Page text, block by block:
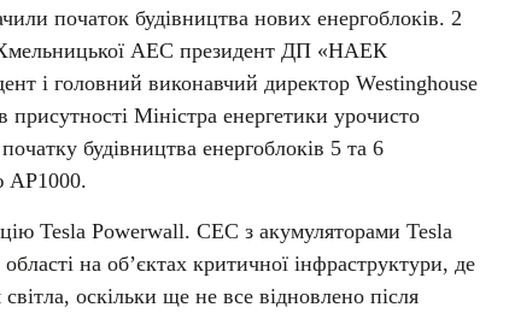
початок будівництва нових енергоблоків. 2
АЕС президент ДП «НАЕК
і головний виконавчий директор Westinghouse
Міністра енергетики урочисто
будівництва енергоблоків 5 та 6
АР1000.
Tesla Powerwall. СЕС з акумуляторами Tesla
на об’єктах критичної інфраструктури, де
оскільки ще не все відновлено після